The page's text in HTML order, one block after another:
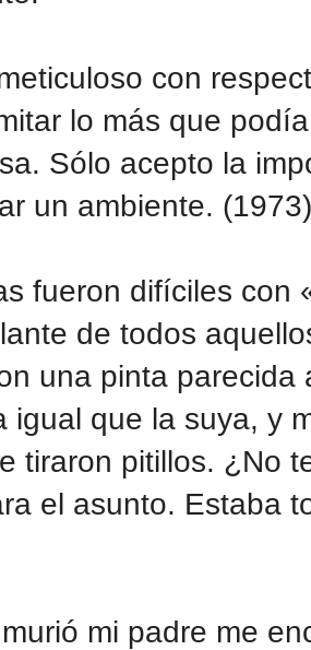
con
lo más que
Sólo acepto la
un ambiente. (1973)
fueron difíciles con
de todos
una pinta
igual que la suya, y
tiraron pitillos. ¿No
el asunto. Estaba
mi padre me